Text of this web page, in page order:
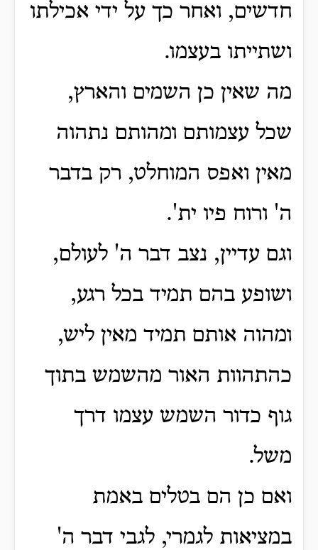
חדשים, ואחר כך על ידי אכילתו
ושתייתו בעצמו.
מה שאין כן השמים והארץ,
שכל עצמותם ומהותם נתהוה
מאין ואפס המוחלט, רק בדבר
ה' ורוח פיו ית'.
וגם עדיין, נצב דבר ה' לעולם,
ושופע בהם תמיד בכל רגע,
ומהוה אותם תמיד מאין ליש,
כהתהוות האור מהשמש בתוך
גוף כדור השמש עצמו דרך
משל.
ואם כן הם בטלים באמת
במציאות לגמרי, לגבי דבר ה'